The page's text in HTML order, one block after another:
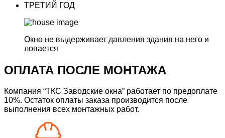
ТРЕТИЙ ГОД
Окно не выдерживает давления здания на него и
лопается
ОПЛАТА ПОСЛЕ МОНТАЖА
Компания “ТКС Заводские окна” работает по предоплате
10%. Остаток оплаты заказа производится после
выполнения всех монтажных работ.